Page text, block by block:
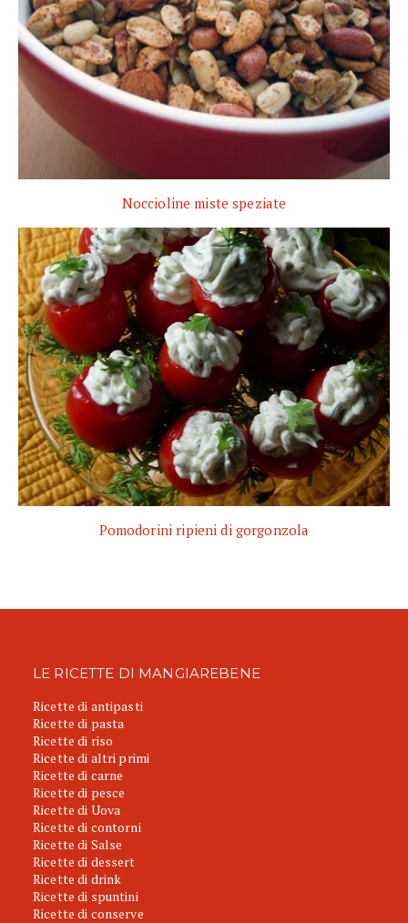
Noccioline miste speziate
Pomodorini ripieni di gorgonzola
LE RICETTE DI MANGIAREBENE
Ricette di antipasti
Ricette di pasta
Ricette di riso
Ricette di altri primi
Ricette di carne
Ricette di pesce
Ricette di Uova
Ricette di contorni
Ricette di Salse
Ricette di dessert
Ricette di drink
Ricette di spuntini
Ricette di conserve